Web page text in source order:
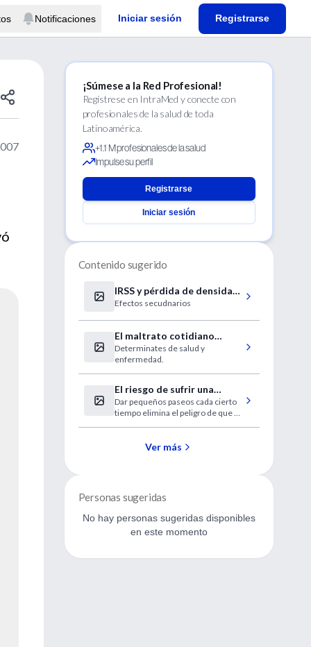
Notificaciones Iniciar sesión Registrarse
¡Súmese a la Red Profesional!
Regístrese en IntraMed y conecte con
profesionales de la salud de toda
Latinoamérica.
+1.1 M profesionales de la salud
Impulse su perfil
Registrarse
Iniciar sesión
Contenido sugerido
IRSS y pérdida de densidad
ósea en pacientes de edad
avanzada
Efectos secudnarios
El maltrato cotidiano
enferma
Determinates de salud y
enfermedad.
El riesgo de sufrir una
trombosis se duplica tras
cuatro hs de viaje
Dar pequeños paseos cada cierto
tiempo elimina el peligro de que se
ajustada ni tomar anticonceptivos
Ver más
Personas sugeridas
No hay personas sugeridas disponibles
en este momento